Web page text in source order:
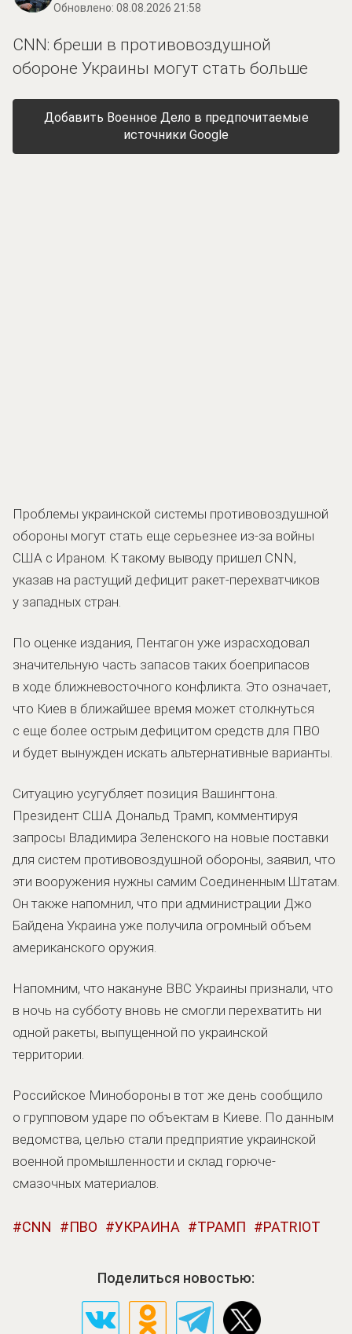
Обновлено: 08.08.2026 21:58
CNN: бреши в противовоздушной
обороне Украины могут стать больше
Добавить Военное Дело в предпочитаемые
источники Google
Проблемы украинской системы противовоздушной
обороны могут стать еще серьезнее из-за войны
США с Ираном. К такому выводу пришел CNN,
указав на растущий дефицит ракет-перехватчиков
у западных стран.
По оценке издания, Пентагон уже израсходовал
значительную часть запасов таких боеприпасов
в ходе ближневосточного конфликта. Это означает,
что Киев в ближайшее время может столкнуться
с еще более острым дефицитом средств для ПВО
и будет вынужден искать альтернативные варианты.
Ситуацию усугубляет позиция Вашингтона.
Президент США Дональд Трамп, комментируя
запросы Владимира Зеленского на новые поставки
для систем противовоздушной обороны, заявил, что
эти вооружения нужны самим Соединенным Штатам.
Он также напомнил, что при администрации Джо
Байдена Украина уже получила огромный объем
американского оружия.
Напомним, что накануне ВВС Украины признали, что
в ночь на субботу вновь не смогли перехватить ни
одной ракеты, выпущенной по украинской
территории.
Российское Минобороны в тот же день сообщило
о групповом ударе по объектам в Киеве. По данным
ведомства, целью стали предприятие украинской
военной промышленности и склад горюче-
смазочных материалов.
CNN ПВО УКРАИНА ТРАМП PATRIOT
Поделиться новостью: